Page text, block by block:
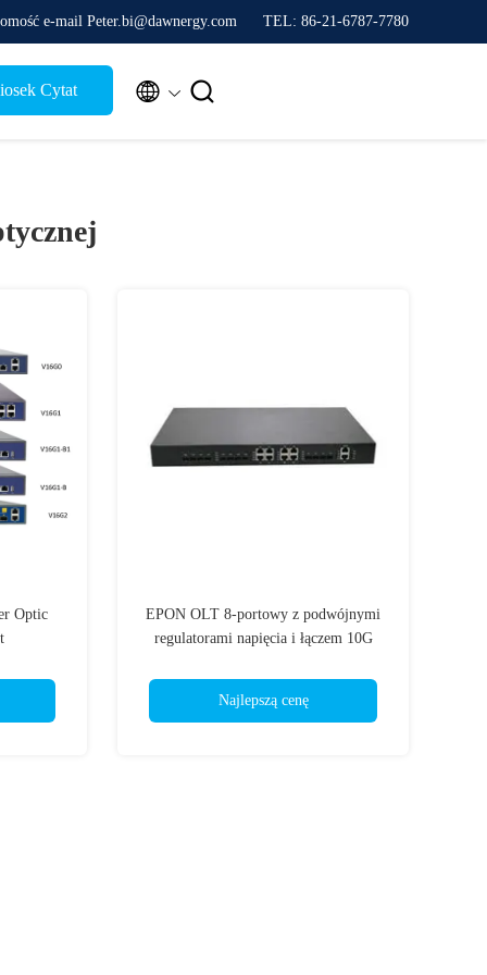
e-mail Peter.bi@dawnergy.com TEL: 86-21-6787-7780
Cytat  
Optic
EPON OLT 8-portowy z podwójnymi
regulatorami napięcia i łączem 10G
Najlepszą cenę